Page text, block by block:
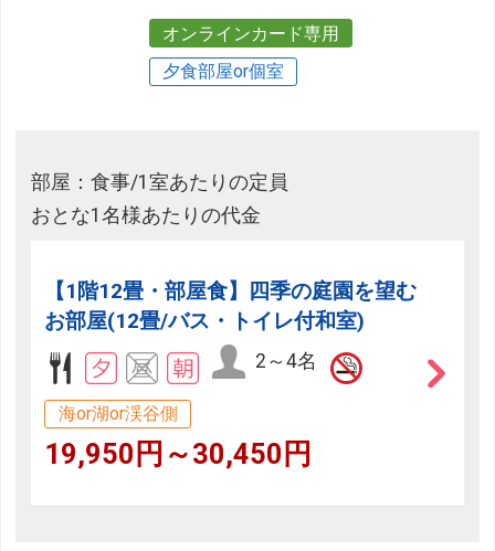
オンラインカード専用
夕食部屋or個室
部屋：食事/1室あたりの定員
おとな1名様あたりの代金
【1階12畳・部屋食】四季の庭園を望む
お部屋(12畳/バス・トイレ付和室)
2～4名
海or湖or渓谷側
19,950円～30,450円